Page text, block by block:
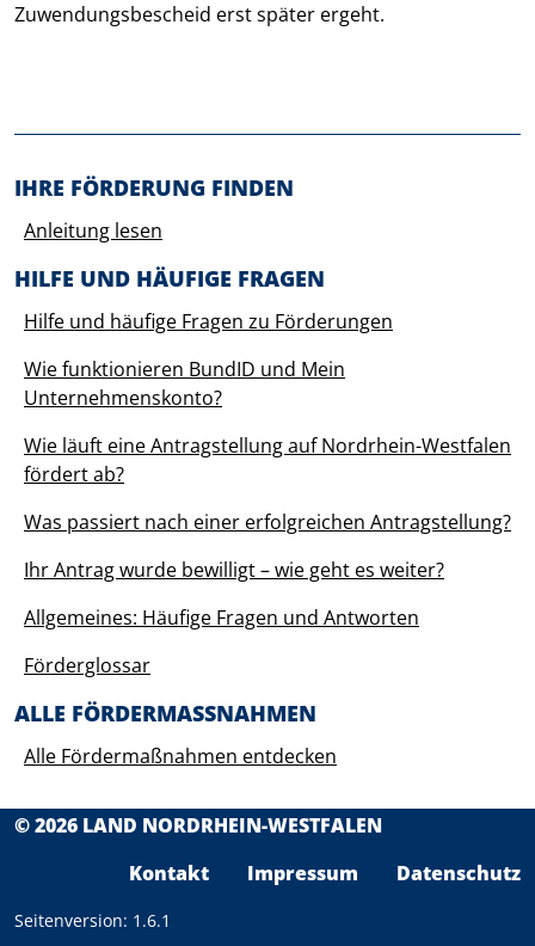
Zuwendungsbescheid erst später ergeht.
Before footer
IHRE FÖRDERUNG FINDEN
Anleitung lesen
HILFE UND HÄUFIGE FRAGEN
Hilfe und häufige Fragen zu Förderungen
Wie funktionieren BundID und Mein
Unternehmenskonto?
Wie läuft eine Antragstellung auf Nordrhein-Westfalen
fördert ab?
Was passiert nach einer erfolgreichen Antragstellung?
Ihr Antrag wurde bewilligt – wie geht es weiter?
Allgemeines: Häufige Fragen und Antworten
Förderglossar
ALLE FÖRDERMASSNAHMEN
Alle Fördermaßnahmen entdecken
© 2026 LAND NORDRHEIN-WESTFALEN
Kontakt Impressum Datenschutz
Seitenversion: 1.6.1